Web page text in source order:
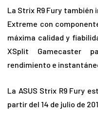
La Strix R9 Fury también
Extreme con
máxima calidad y
XSplit Gamecaster
rendimiento e
La ASUS Strix R9 Fury
partir del 14 de julio de